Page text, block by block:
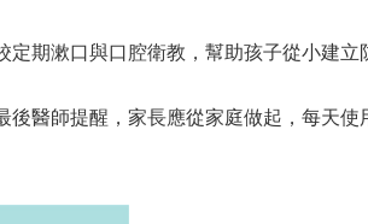
期漱口與口腔衛教，幫助孩子從小建立
醫師提醒，家長應從家庭做起，每天